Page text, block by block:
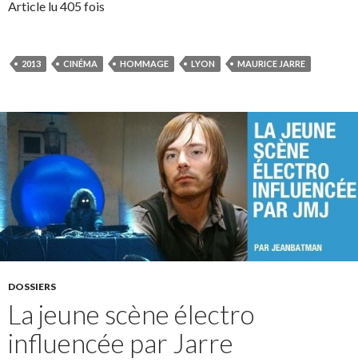
Article lu 405 fois
2013 CINÉMA HOMMAGE LYON MAURICE JARRE
DOSSIERS
La jeune scène électro
influencée par Jarre